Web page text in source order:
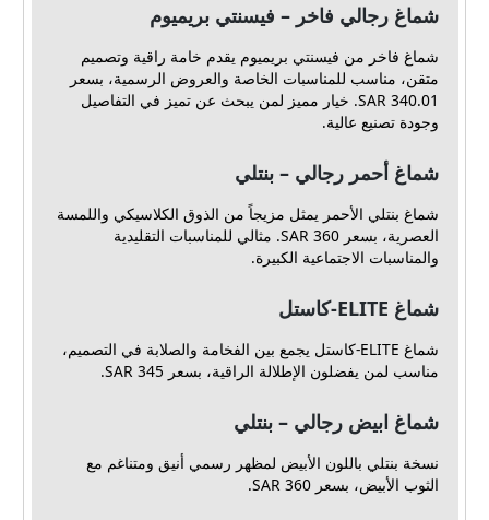
شماغ رجالي فاخر – فيسنتي بريميوم
شماغ فاخر من فيسنتي بريميوم يقدم خامة راقية وتصميم
متقن، مناسب للمناسبات الخاصة والعروض الرسمية، بسعر
340.01 SAR. خيار مميز لمن يبحث عن تميز في التفاصيل
وجودة تصنيع عالية.
شماغ أحمر رجالي – بنتلي
شماغ بنتلي الأحمر يمثل مزيجاً من الذوق الكلاسيكي واللمسة
العصرية، بسعر 360 SAR. مثالي للمناسبات التقليدية
والمناسبات الاجتماعية الكبيرة.
شماغ ELITE-كاستل
شماغ ELITE-كاستل يجمع بين الفخامة والصلابة في التصميم،
مناسب لمن يفضلون الإطلالة الراقية، بسعر 345 SAR.
شماغ ابيض رجالي – بنتلي
نسخة بنتلي باللون الأبيض لمظهر رسمي أنيق ومتناغم مع
الثوب الأبيض، بسعر 360 SAR.